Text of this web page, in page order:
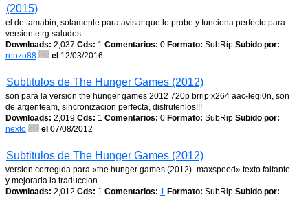
(2015)
el de tamabin, solamente para avisar que lo probe y funciona perfecto para
version etrg saludos
Downloads: 2,037 Cds: 1 Comentarios: 0 Formato: SubRip Subido por:
renzo88
el 12/03/2016
Subtitulos de The Hunger Games (2012)
son para la version the hunger games 2012 720p brrip x264 aac-legi0n, son
de argenteam, sincronizacion perfecta, disfrutenlos!!!
Downloads: 2,019 Cds: 1 Comentarios: 0 Formato: SubRip Subido por:
nexto
el 07/08/2012
Subtitulos de The Hunger Games (2012)
version corregida para «the hunger games (2012) -maxspeed» texto faltante
y mejorada la traduccion
Downloads: 2,012 Cds: 1 Comentarios: 1 Formato: SubRip Subido por: